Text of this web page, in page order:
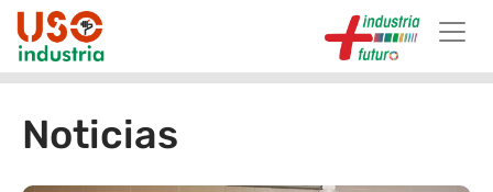
Skip to main content
Noticias